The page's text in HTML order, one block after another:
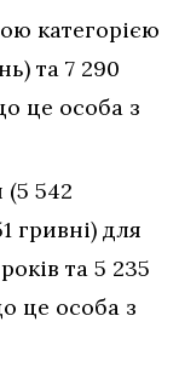
категорією
та 7 290
це особа з
542
гривні) для
та 5 235
це особа з